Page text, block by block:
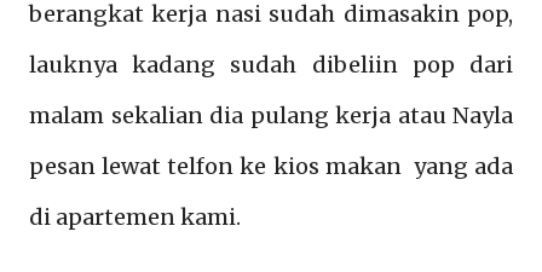
berangkat kerja nasi sudah dimasakin pop,
lauknya kadang sudah dibeliin pop dari
malam sekalian dia pulang kerja atau Nayla
pesan lewat telfon ke kios makan yang ada
di apartemen kami.